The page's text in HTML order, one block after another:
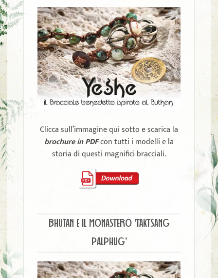
Clicca sull’immagine qui sotto e scarica la
brochure in PDFcon tutti i modelli e la
storia di questi magnifici bracciali.
BHUTAN È IL MONASTERO 'TAKTSANG
PALPHUG'